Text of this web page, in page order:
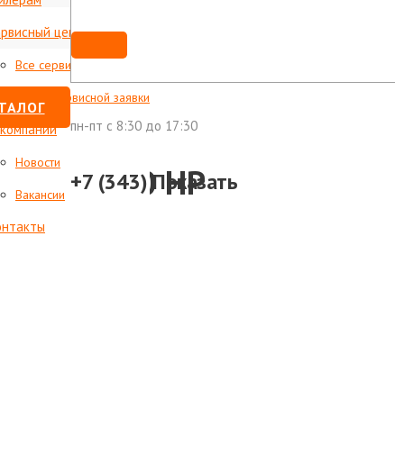
центр
Все сервисные центры
Статус сервисной заявки
Новости
Вакансии
пн-пт c 8:30 до 17:30
+7 (343)Показать
440/50 HP